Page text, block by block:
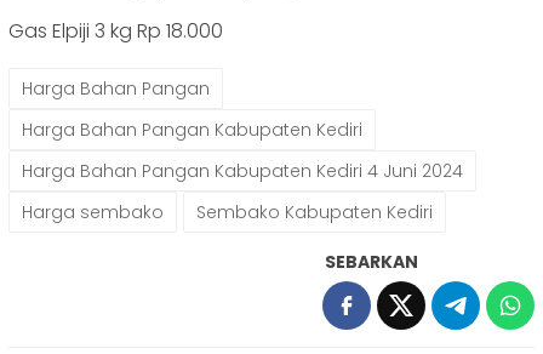
Gas Elpiji 3 kg Rp 18.000
Harga Bahan Pangan
Harga Bahan Pangan Kabupaten Kediri
Harga Bahan Pangan Kabupaten Kediri 4 Juni 2024
Harga sembako
Sembako Kabupaten Kediri
SEBARKAN